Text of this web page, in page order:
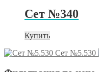
Сет №340
Купить
Сет №5.530